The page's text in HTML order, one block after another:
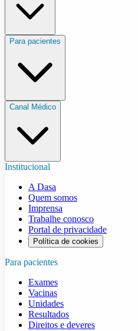
Para pacientes
Canal Médico
Institucional
A Dasa
Quem somos
Imprensa
Trabalhe conosco
Portal de privacidade
Política de cookies
Para pacientes
Exames
Vacinas
Unidades
Resultados
Direitos e deveres